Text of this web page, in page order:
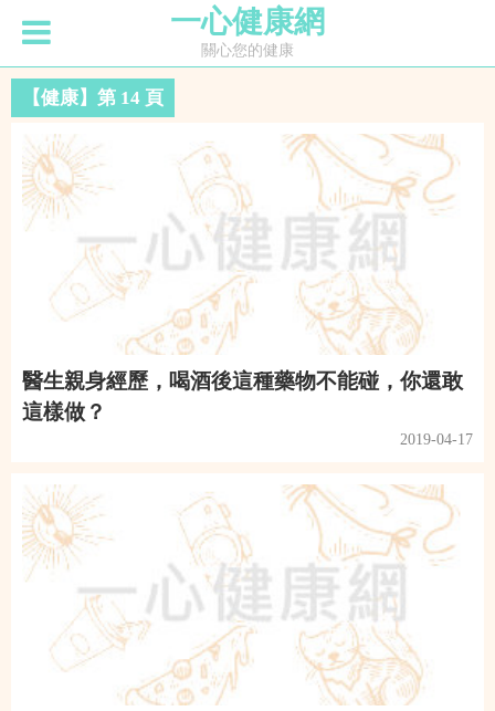
一心健康網
關心您的健康
【健康】第 14 頁
醫生親身經歷，喝酒後這種藥物不能碰，你還敢
這樣做？
2019-04-17